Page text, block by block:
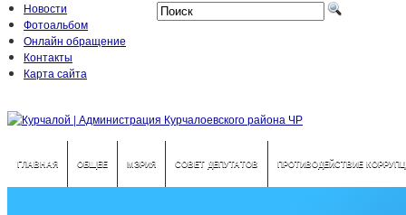
Новости
Фотоальбом
Онлайн обращение
Контакты
Карта сайта
ГЛАВНАЯ ОБЩЕЕ МЭРИЯ СОВЕТ ДЕПУТАТОВ ПРОТИВОДЕЙСТВИЕ